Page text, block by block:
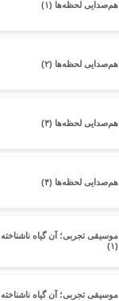
هم‌صدایی لحظه‌ها (۱)
هم‌صدایی لحظه‌ها (۲)
هم‌صدایی لحظه‌ها (۳)
هم‌صدایی لحظه‌ها (۴)
موسیقی تجربی؛ آن گیاه ناشناخته
(۱)
موسیقی تجربی؛ آن گیاه ناشناخته